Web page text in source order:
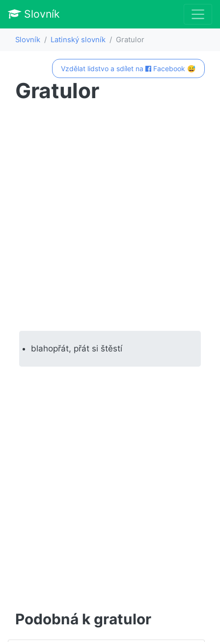
Slovník
Slovník Latinský slovník Gratulor
Vzdělat lidstvo a sdílet na Facebook 😅
Gratulor
blahopřát, přát si štěstí
Podobná k gratulor